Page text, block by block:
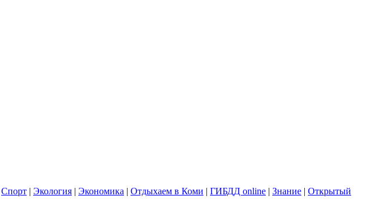
Спорт | Экология | Экономика | Отдыхаем в Коми | ГИБДД online | Знание | Открытый